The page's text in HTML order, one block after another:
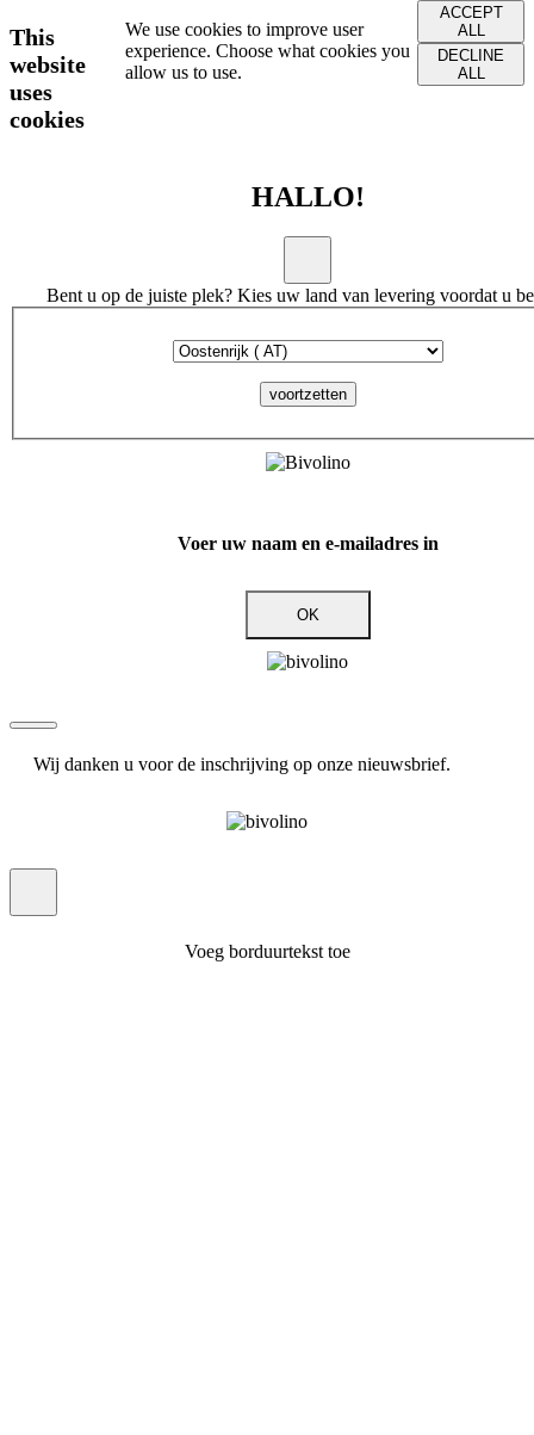
This
website
uses
cookies
We use cookies to improve user
experience. Choose what cookies you
allow us to use.
ACCEPT
ALL
DECLINE
ALL
HALLO!
Bent u op de juiste plek? Kies uw land van levering voordat u
voortzetten
Voer uw naam en e-mailadres in
OK
Wij danken u voor de inschrijving op onze nieuwsbrief.
Voeg borduurtekst toe